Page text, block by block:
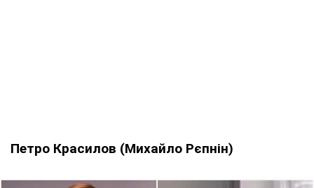
Петро Красилов (Михайло Рєпнін)